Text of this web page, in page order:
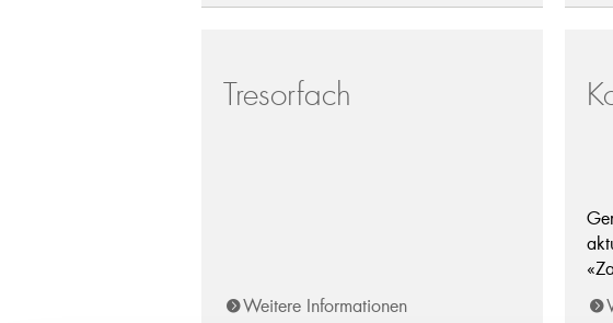
Tresorfach
Weitere Informationen